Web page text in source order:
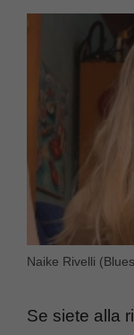
Naike Rivelli
Se siete alla